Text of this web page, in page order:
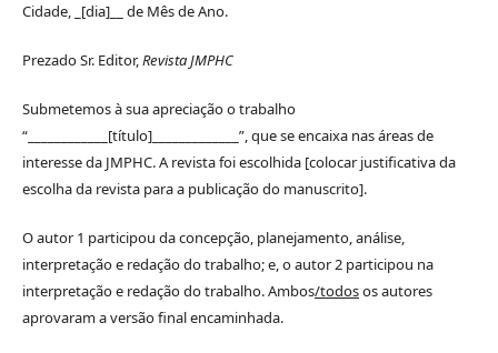
Cidade, _[dia]__ de Mês de Ano.
Prezado Sr. Editor,Revista JMPHC
Submetemos à sua apreciação o trabalho
“____________[título]_____________”, que se encaixa nas áreas de
interesse da JMPHC. A revista foi escolhida [colocar justificativa da
escolha da revista para a publicação do manuscrito].
O autor 1 participou da concepção, planejamento, análise,
interpretação e redação do trabalho; e, o autor 2 participou na
interpretação e redação do trabalho. Ambos/todosos autores
aprovaram a versão final encaminhada.